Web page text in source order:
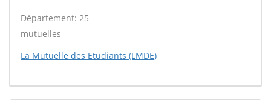
Département: 25
mutuelles
La Mutuelle des Etudiants (LMDE)